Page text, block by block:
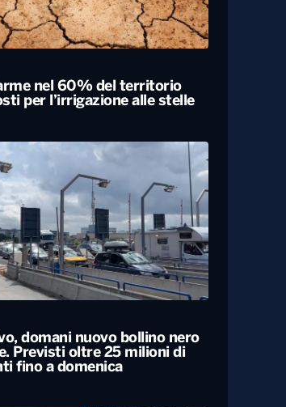
nel 60% del territorio
per l’irrigazione alle stelle
domani nuovo bollino nero
Previsti oltre 25 milioni di
fino a domenica